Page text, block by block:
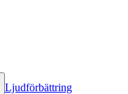
Ljudförbättring